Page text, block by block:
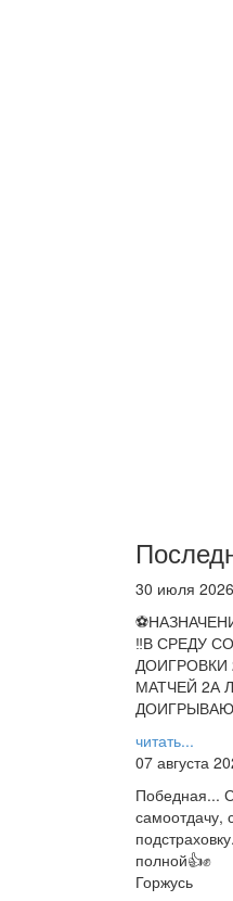
30 июля 2026
‼В СРЕДУ
ДОИГРОВКИ
МАТЧЕЙ 2А
читать...
07 августа
Победная...
самоотдачу,
полной👍✊
Горжусь